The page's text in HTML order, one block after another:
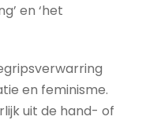
en ‘het
en feminisme.
uit de hand- of